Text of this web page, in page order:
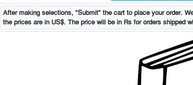
After making selections, "Submit" the cart to place your order.
the prices are in US$. The price will be in Rs for orders shipped